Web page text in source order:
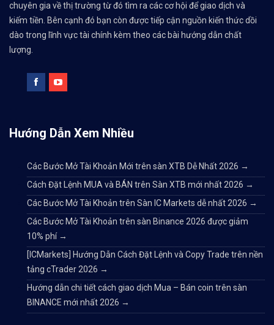
chuyên gia về thị trường từ đó tìm ra các cơ hội để giao dịch và
kiếm tiền. Bên cạnh đó bạn còn được tiếp cận nguồn kiến thức dồi
dào trong lĩnh vực tài chính kèm theo các bài hướng dẫn chất
lượng.
Hướng Dẫn Xem Nhiều
Các Bước Mở Tài Khoản Mới trên sàn XTB Dễ Nhất 2026 →
Cách Đặt Lệnh MUA và BÁN trên Sàn XTB mới nhất 2026 →
Các Bước Mở Tài Khoản trên Sàn IC Markets dễ nhất 2026 →
Các Bước Mở Tài Khoản trên sàn Binance 2026 được giảm
10% phí →
[ICMarkets] Hướng Dẫn Cách Đặt Lệnh và Copy Trade trên nền
tảng cTrader 2026 →
Hướng dẫn chi tiết cách giao dịch Mua – Bán coin trên sàn
BINANCE mới nhất 2026 →